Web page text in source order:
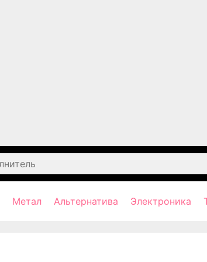
Метал Альтернатива Электроника